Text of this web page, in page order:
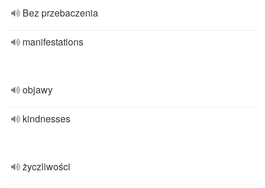
Bez przebaczenia
manifestations
objawy
kindnesses
życzliwości